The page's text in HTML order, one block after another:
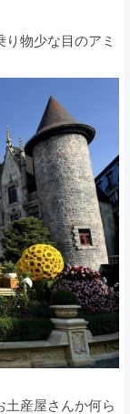
物少な目のアミ
土産屋さんか何ら